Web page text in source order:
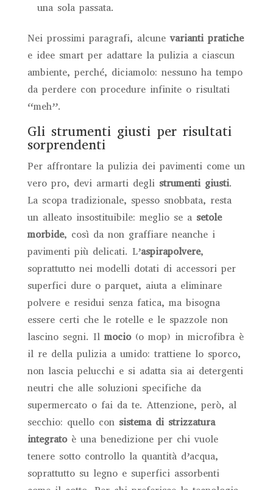
una sola passata.
Nei prossimi paragrafi, alcunevarianti pratiche
e idee smart per adattare la pulizia a ciascun
ambiente, perché, diciamolo: nessuno ha tempo
da perdere con procedure infinite o risultati
“meh”.
Gli strumenti giusti per risultati
sorprendenti
Per affrontare la pulizia dei pavimenti come un
vero pro, devi armarti degli strumenti giusti.
La scopa tradizionale, spesso snobbata, resta
un alleato insostituibile: meglio se a setole
morbide, così da non graffiare neanche i
pavimenti più delicati. L’aspirapolvere,
soprattutto nei modelli dotati di accessori per
superfici dure o parquet, aiuta a eliminare
polvere e residui senza fatica, ma bisogna
essere certi che le rotelle e le spazzole non
lascino segni. Il mocio(o mop) in microfibra è
il re della pulizia a umido: trattiene lo sporco,
non lascia pelucchi e si adatta sia ai detergenti
neutri che alle soluzioni specifiche da
supermercato o fai da te. Attenzione, però, al
secchio: quello con sistema di strizzatura
integratoè una benedizione per chi vuole
tenere sotto controllo la quantità d’acqua,
soprattutto su legno e superfici assorbenti